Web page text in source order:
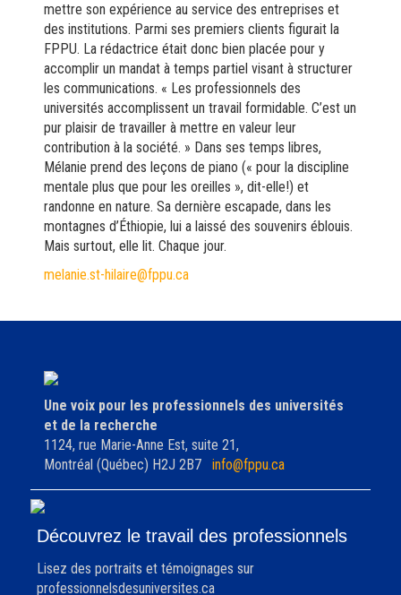
mettre son expérience au service des entreprises et
des institutions. Parmi ses premiers clients figurait la
FPPU. La rédactrice était donc bien placée pour y
accomplir un mandat à temps partiel visant à structurer
les communications. « Les professionnels des
universités accomplissent un travail formidable. C’est un
pur plaisir de travailler à mettre en valeur leur
contribution à la société. » Dans ses temps libres,
Mélanie prend des leçons de piano (« pour la discipline
mentale plus que pour les oreilles », dit-elle!) et
randonne en nature. Sa dernière escapade, dans les
montagnes d’Éthiopie, lui a laissé des souvenirs éblouis.
Mais surtout, elle lit. Chaque jour.
melanie.st-hilaire@fppu.ca
Une voix pour les professionnels des universités
et de la recherche
1124, rue Marie-Anne Est, suite 21,
Montréal (Québec) H2J 2B7 info@fppu.ca
Découvrez le travail des professionnels
Lisez des portraits et témoignages sur
professionnelsdesuniversites.ca